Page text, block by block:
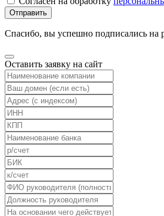
Отправить
Спасибо, вы успешно подписались на
Оставить заявку на сайт